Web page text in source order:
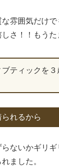
雰囲気だけ
さ！！もうた
ブティックを
られるから
ないかギリ
ました。